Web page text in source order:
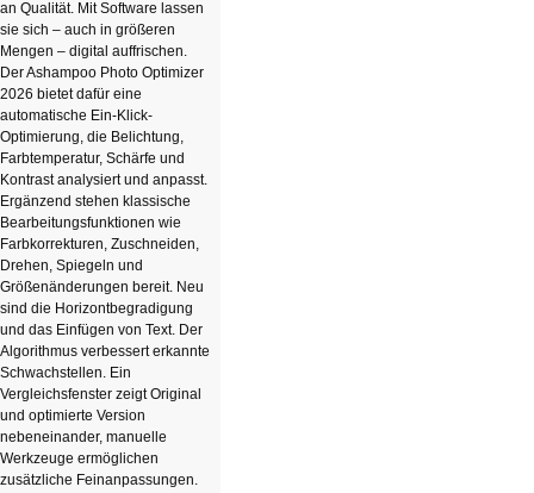
an Qualität. Mit Software lassen
sie sich – auch in größeren
Mengen – digital auffrischen.
Der Ashampoo Photo Optimizer
2026 bietet dafür eine
automatische Ein-Klick-
Optimierung, die Belichtung,
Farbtemperatur, Schärfe und
Kontrast analysiert und anpasst.
Ergänzend stehen klassische
Bearbeitungsfunktionen wie
Farbkorrekturen, Zuschneiden,
Drehen, Spiegeln und
Größenänderungen bereit. Neu
sind die Horizontbegradigung
und das Einfügen von Text. Der
Algorithmus verbessert erkannte
Schwachstellen. Ein
Vergleichsfenster zeigt Original
und optimierte Version
nebeneinander, manuelle
Werkzeuge ermöglichen
zusätzliche Feinanpassungen.